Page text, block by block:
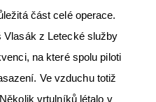
část celé operace.
Vlasák z Letecké služby
na které spolu piloti
Ve vzduchu totiž
vrtulníků létalo v